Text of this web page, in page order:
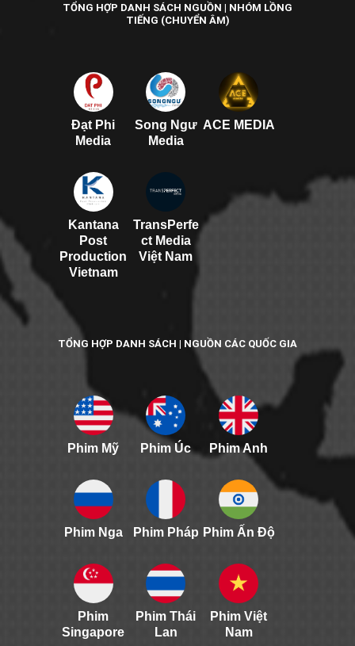
TỔNG HỢP DANH SÁCH NGUỒN | NHÓM LỒNG
TIẾNG (CHUYỂN ÂM)
Đạt Phi
Media
Song Ngư
Media
ACE MEDIA
Kantana
Post
Production
Vietnam
TransPerfe
ct Media
Việt Nam
TỔNG HỢP DANH SÁCH | NGUỒN CÁC QUỐC GIA
Phim Mỹ Phim Úc Phim Anh
Phim Nga Phim Pháp Phim Ấn Độ
Phim
Singapore
Phim Thái
Lan
Phim Việt
Nam